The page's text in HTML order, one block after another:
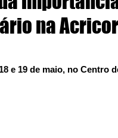
na
e 19 de maio, no Centro